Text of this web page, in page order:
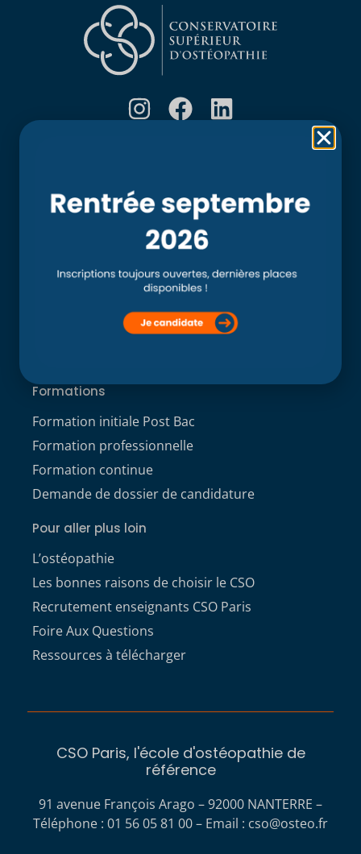
L’école
Clinique ostéopathique interne du CSO Paris
Service aux étudiants
Formations
Formation initiale Post Bac
Formation professionnelle
Formation continue
Demande de dossier de candidature
Pour aller plus loin
L’ostéopathie
Les bonnes raisons de choisir le CSO
Recrutement enseignants CSO Paris
Foire Aux Questions
Ressources à télécharger
CSO Paris, l'école d'ostéopathie de
référence
91 avenue François Arago – 92000 NANTERRE –
Téléphone : 01 56 05 81 00 – Email : cso@osteo.fr